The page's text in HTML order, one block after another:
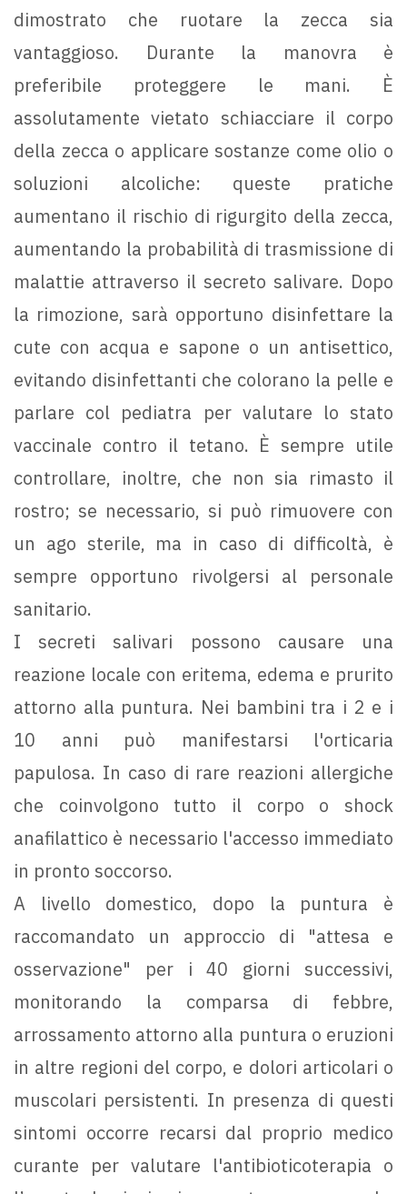
dimostrato che ruotare la zecca sia
vantaggioso. Durante la manovra è
preferibile proteggere le mani. È
assolutamente vietato schiacciare il corpo
della zecca o applicare sostanze come olio o
soluzioni alcoliche: queste pratiche
aumentano il rischio di rigurgito della zecca,
aumentando la probabilità di trasmissione di
malattie attraverso il secreto salivare. Dopo
la rimozione, sarà opportuno disinfettare la
cute con acqua e sapone o un antisettico,
evitando disinfettanti che colorano la pelle e
parlare col pediatra per valutare lo stato
vaccinale contro il tetano. È sempre utile
controllare, inoltre, che non sia rimasto il
rostro; se necessario, si può rimuovere con
un ago sterile, ma in caso di difficoltà, è
sempre opportuno rivolgersi al personale
sanitario.
I secreti salivari possono causare una
reazione locale con eritema, edema e prurito
attorno alla puntura. Nei bambini tra i 2 e i
10 anni può manifestarsi l'orticaria
papulosa. In caso di rare reazioni allergiche
che coinvolgono tutto il corpo o shock
anafilattico è necessario l'accesso immediato
in pronto soccorso.
A livello domestico, dopo la puntura è
raccomandato un approccio di "attesa e
osservazione" per i 40 giorni successivi,
monitorando la comparsa di febbre,
arrossamento attorno alla puntura o eruzioni
in altre regioni del corpo, e dolori articolari o
muscolari persistenti. In presenza di questi
sintomi occorre recarsi dal proprio medico
curante per valutare l'antibioticoterapia o